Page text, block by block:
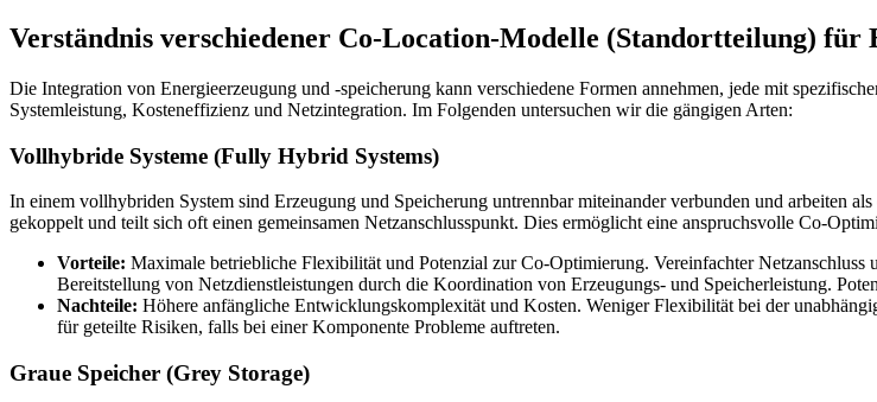
Verständnis verschiedener Co-Location-Modelle (Standortteilung) für
Die Integration von Energieerzeugung und -speicherung kann verschiedene Formen annehmen, jede mit
Systemleistung, Kosteneffizienz und Netzintegration. Im Folgenden untersuchen wir die gängigen Arten:
Vollhybride Systeme (Fully Hybrid Systems)
In einem vollhybriden System sind Erzeugung und Speicherung untrennbar miteinander verbunden und arbeiten
gekoppelt und teilt sich oft einen gemeinsamen Netzanschlusspunkt. Dies ermöglicht eine anspruchsvolle Co-
Vorteile: Maximale betriebliche Flexibilität und Potenzial zur Co-Optimierung. Vereinfachter
Bereitstellung von Netzdienstleistungen durch die Koordination von Erzeugungs- und Speicherleistung.
Nachteile: Höhere anfängliche Entwicklungskomplexität und Kosten. Weniger Flexibilität bei der
für geteilte Risiken, falls bei einer Komponente Probleme auftreten.
Graue Speicher (Grey Storage)